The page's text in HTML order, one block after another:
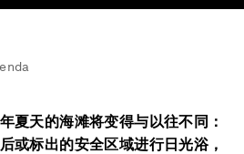
夏天的海滩将变得与以往不同：
或标出的安全区域进行日光浴，